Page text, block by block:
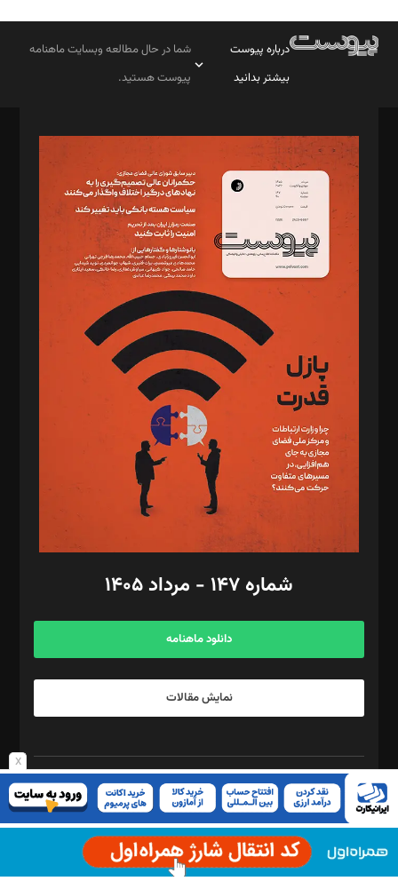
x
درباره پیوست
بیشتر بدانید
شما در حال مطالعه وبسایت ماهنامه
پیوست هستید.
مدیر مسئول: محمدباقر اثنی‌عشری
سردبیر: مهرک محمودی
دبیر تحریریه: میثم قاسمی
د‌بیر ناداستان: سمانه سمیع
د‌بیر خدمت و تجارت: ابوالفضل رجبی
د‌بیر حقوق فناوری: حسام‌الدین ایپکچی
د‌بیر پیوست جهان: مینا پاکدل
د‌بیر تحریریه آنلاین: بابک نقاش
تحریریه‌: مجتبی محمود‌ی، آرش برهمند، یسنا امان‌پور، سروش کرمیان،
مصطفی مسجدی آرانی، ابوالفضل رجبی، زهرا فکرانه، فائزه فتحی
رستمی،مصطفی باستان
ویرایش: نگار استاد‌‌آقا
طراح یونیفرم: مجید توکلی
فیلمبرداری و عکاسی: امیر شفیعی، مانی لطفی زاده
گرافیک و صفحه‌آرایی: سید‌سبحان‌علی ثابت
مد‌یر توسعه تجاری: کامبیز برید‌
امور مالی: شاپور رهبری، محمد‌ کاظمی‌نیا
آگهی و مشترکین: ۰۹۱۹۹۹۹۰۴۵۴
شماره ۱۴۷ - مرداد ۱۴۰۵
دانلود ماهنامه
نمایش مقالات
با خبرنامه پیوست، به روز بمانید